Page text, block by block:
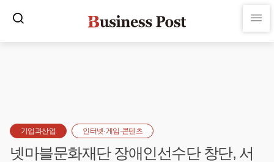
기업과산업 인터넷·게임·콘텐츠
넷마블문화재단 장애인선수단 창단, 서